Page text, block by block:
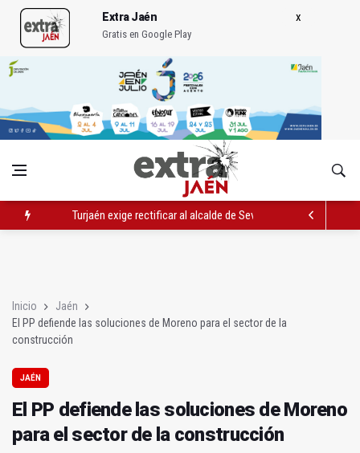
Extra Jaén
Gratis en Google Play
Turjaén exige rectificar al alcalde de Sevilla por
Inicio
Jaén
El PP defiende las soluciones de Moreno para el sector de la
construcción
JAÉN
El PP defiende las soluciones de Moreno
para el sector de la construcción